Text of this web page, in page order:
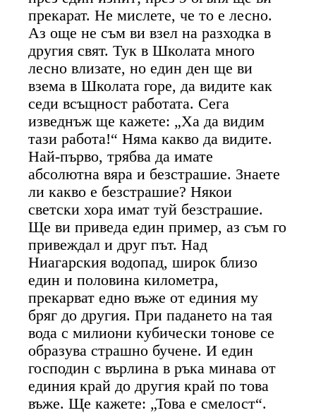
прекарат. Не мислете, че то е лесно.
Аз още не съм ви взел на разходка в
другия свят. Тук в Школата много
лесно влизате, но един ден ще ви
взема в Школата горе, да видите как
седи всъщност работата. Сега
изведнъж ще кажете: „Ха да видим
тази работа!“ Няма какво да видите.
Най-първо, трябва да имате
абсолютна вяра и безстрашие. Знаете
ли какво е безстрашие? Някои
светски хора имат туй безстрашие.
Ще ви приведа един пример, аз съм го
привеждал и друг път. Над
Ниагарския водопад, широк близо
един и половина километра,
прекарват едно въже от единия му
бряг до другия. При падането на тая
вода с милиони кубически тонове се
образува страшно бучене. И един
господин с върлина в ръка минава от
единия край до другия край по това
въже. Ще кажете: „Това е смелост“.